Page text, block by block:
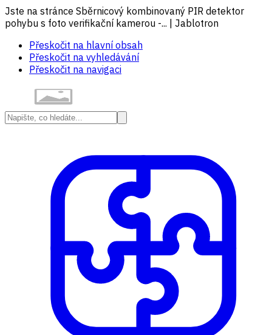
Jste na stránce Sběrnicový kombinovaný PIR detektor
pohybu s foto verifikační kamerou -... | Jablotron
Přeskočit na hlavní obsah
Přeskočit na vyhledávání
Přeskočit na navigaci